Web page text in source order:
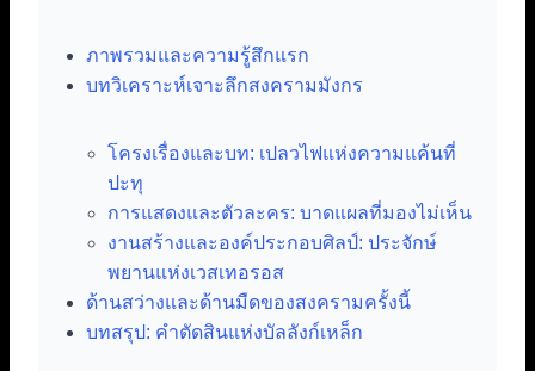
ภาพรวมและความรู้สึกแรก
บทวิเคราะห์เจาะลึกสงครามมังกร
โครงเรื่องและบท: เปลวไฟแห่งความแค้นที่
ปะทุ
การแสดงและตัวละคร: บาดแผลที่มองไม่เห็น
งานสร้างและองค์ประกอบศิลป์: ประจักษ์
พยานแห่งเวสเทอรอส
ด้านสว่างและด้านมืดของสงครามครั้งนี้
บทสรุป: คำตัดสินแห่งบัลลังก์เหล็ก